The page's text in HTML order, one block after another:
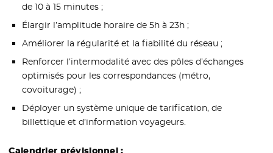
de 10 à 15 minutes ;
Élargir l’amplitude horaire de 5h à 23h ;
Améliorer la régularité et la fiabilité du réseau ;
Renforcer l’intermodalité avec des pôles d’échanges
optimisés pour les correspondances (métro,
covoiturage) ;
Déployer un système unique de tarification, de
billettique et d’information voyageurs.
Calendrier prévisionnel :